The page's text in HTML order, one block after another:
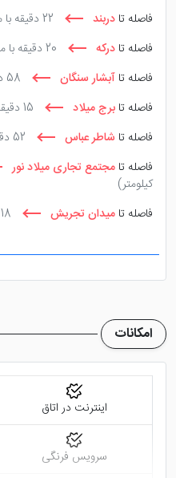
فاصله تا دربند 22 دقیقه با ماشین
فاصله تا درکه 20 دقیقه با ماشین
فاصله تا آبشار سنگان 58 دقیقه با ماشین
فاصله تا برج میلاد 15 دقیقه با ماشین
فاصله تا شاطر عباس 52 دقیقه پیاده روی
فاصله تا مجتمع تجاری میلاد نور
کیلومتر)
فاصله تا میدان تجریش 18 دقیقه با ماشین
امکانات
اینترنت در اتاق
سرویس فرنگی